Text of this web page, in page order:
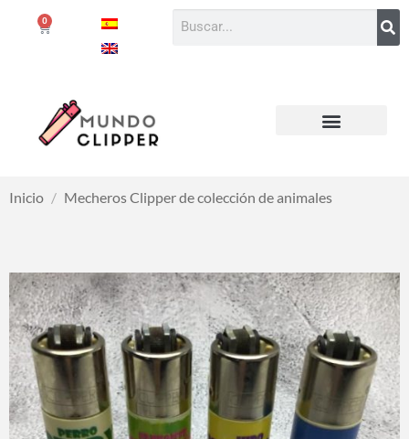
0
Inicio / Mecheros Clipper de colección de animales